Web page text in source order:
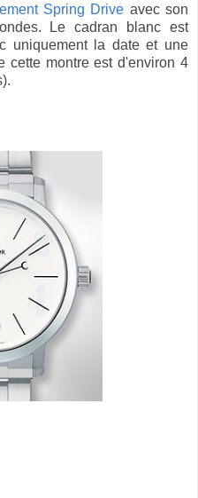
Spring Drive avec son
Le cadran blanc est
uniquement la date et une
cette montre est d'environ 4